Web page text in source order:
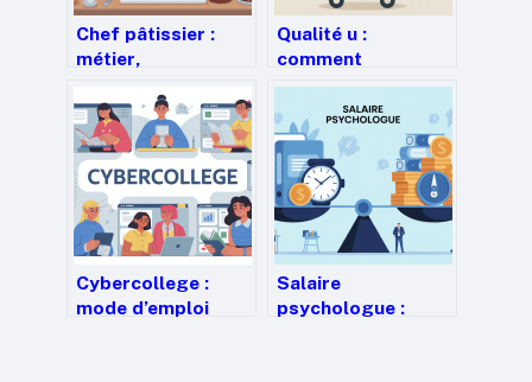
Chef pâtissier :
métier,
compétences,
études et
évolutions de
carrière
Qualité u :
comment
l’enseigne
construit
confiance, prix et
engagement
Cybercollege :
mode d’emploi
Salaire
psychologue :